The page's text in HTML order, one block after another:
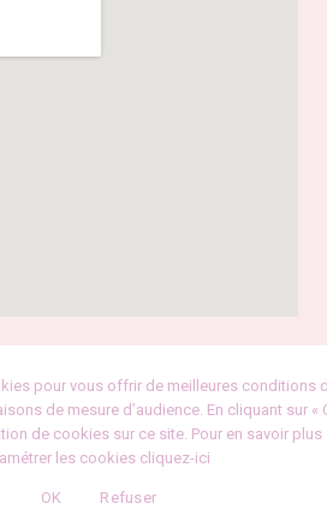
pour vous offrir de meilleures conditions
de mesure d’audience. En cliquant sur «
de cookies sur ce site. Pour en savoir plus
les cookies cliquez-ici
OK Refuser